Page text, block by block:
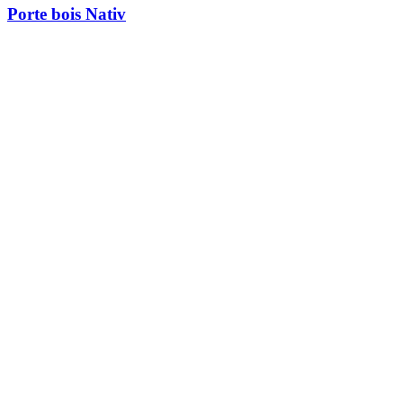
Porte bois Nativ